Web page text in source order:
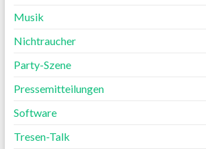
Musik
Nichtraucher
Party-Szene
Pressemitteilungen
Software
Tresen-Talk